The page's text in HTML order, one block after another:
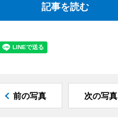
記事を読む
前の写真 次の写真